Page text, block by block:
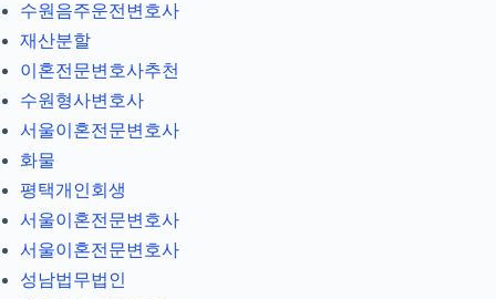
수원음주운전변호사
재산분할
이혼전문변호사추천
수원형사변호사
서울이혼전문변호사
화물
평택개인회생
서울이혼전문변호사
서울이혼전문변호사
성남법무법인